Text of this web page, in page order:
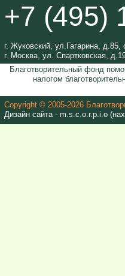
+7 (495)
г. Жуковский, ул.Гагарина, д.85,
г. Москва, ул. Спартковская,
Благотворительный фонд
налогом
Copyright © 2005-2026
Дизайн сайта - m.s.c.o.r.p.i.o